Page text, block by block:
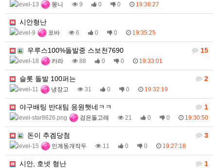
몽니 9 0 0 19:36:27
시안형난
포바 6 0 0 19:35:25
15
우루스100%돌발중 스보천7690
카라 88 0 0 19:33:01
2
슬롯 돌발 100퍼는
냉장고 31 0 0 19:32:19
1
야구배팅 반대팀 응원햇네ㅋㅋ
검은돌고래 21 0 0 19:30:50
3
돈이 추겜당첨
인계동개작두 11 0 0 19:27:18
1
시안, 호넷 형난